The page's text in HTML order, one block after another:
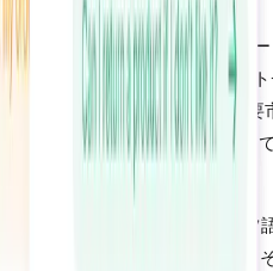
チャントにとって、言語サポ
語に堪能な人間のエージェン
コストがかかり、それでも主要
ャットボットは追加コストなし
ます。
ペイン語、フランス語、ドイツ
オランダ語、日本語、韓国語、